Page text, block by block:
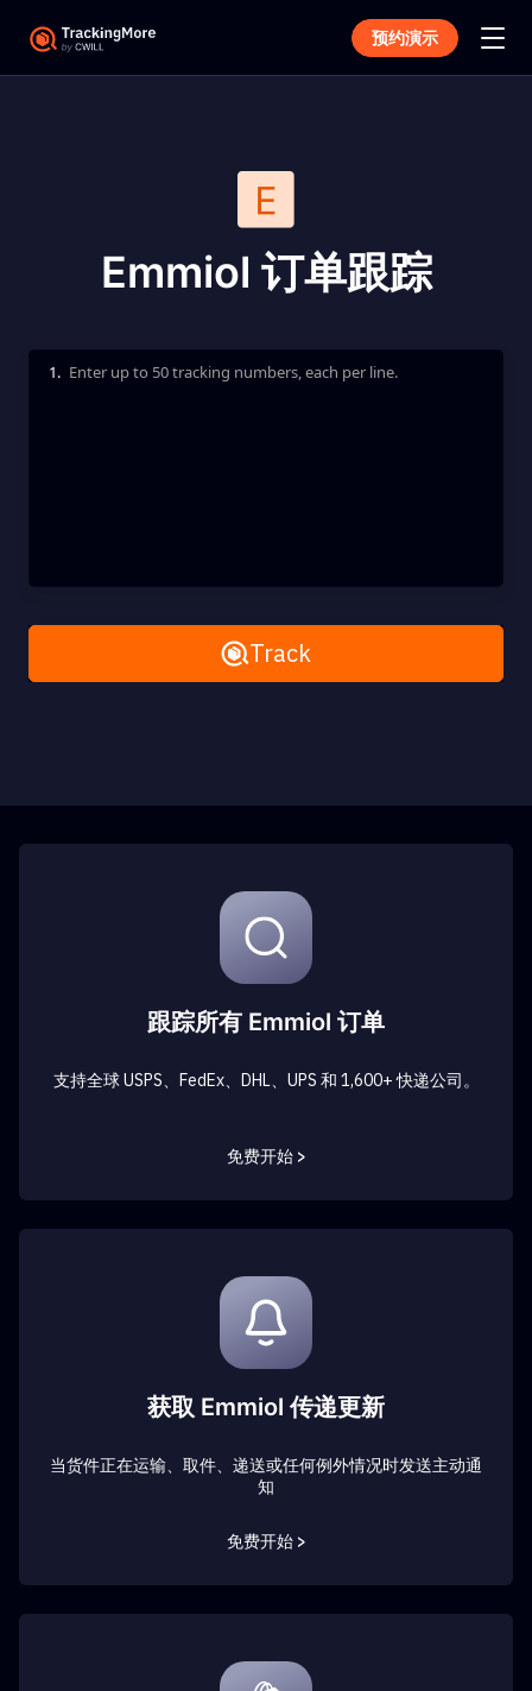
预约演示
Emmiol 订单跟踪
Enter up to 50 tracking numbers, each per line.
1.
Remove AllTrack
跟踪所有 Emmiol 订单
支持全球 USPS、FedEx、DHL、UPS 和 1,600+ 快递公司。
免费开始 >
获取 Emmiol 传递更新
当货件正在运输、取件、递送或任何例外情况时发送主动通
知
免费开始 >